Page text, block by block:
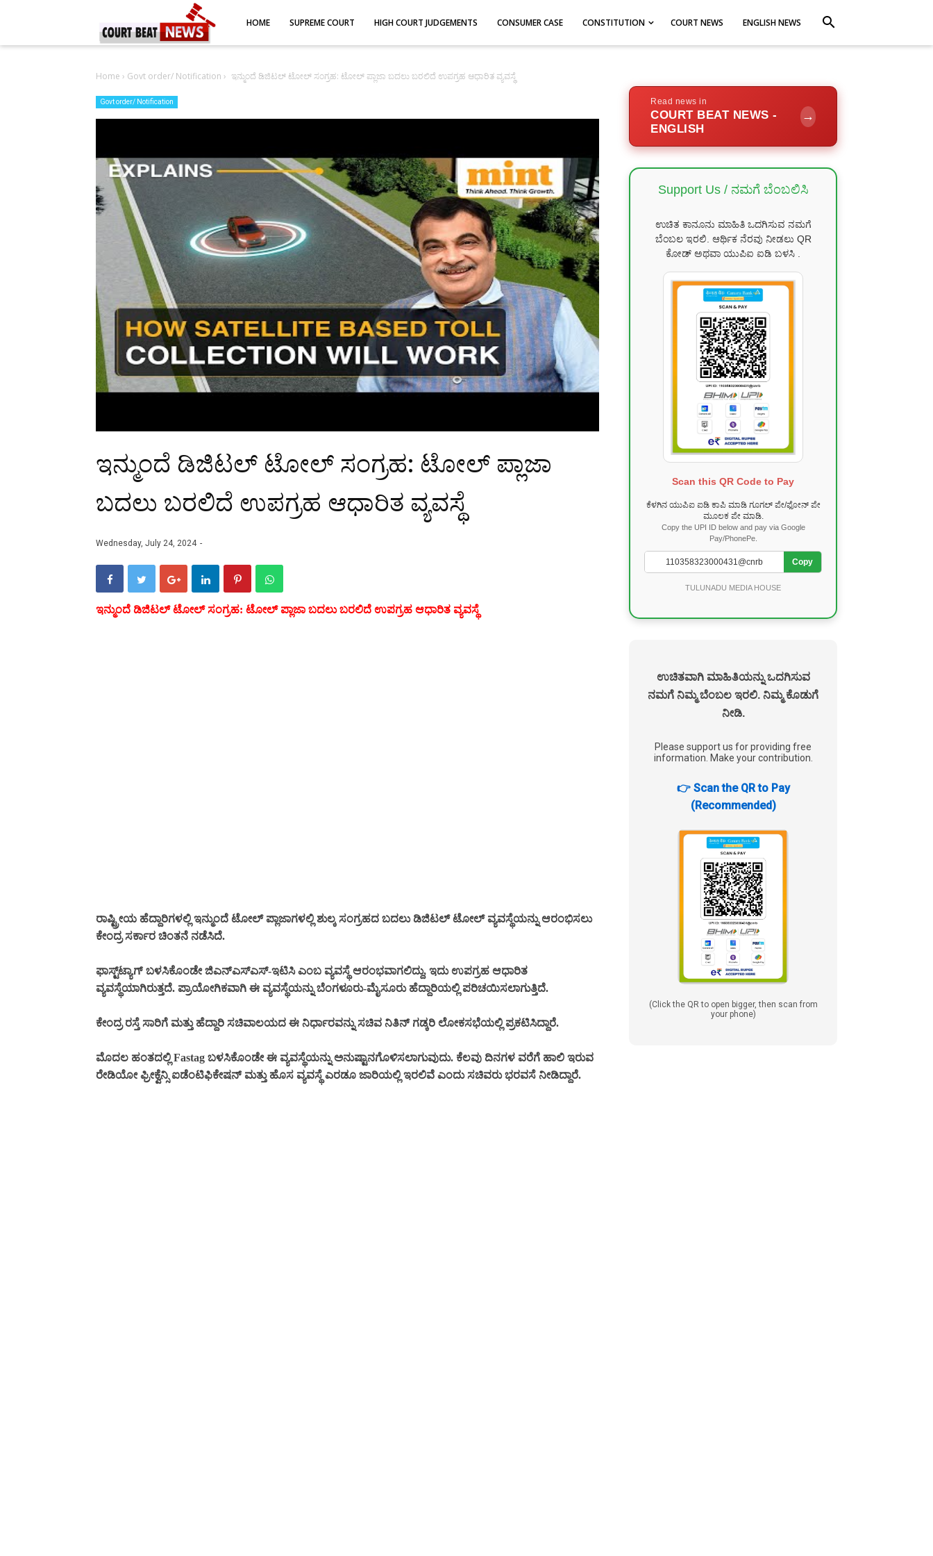
HOME SUPREME COURT HIGH COURT JUDGEMENTS CONSUMER CASE CONSTITUTION COURT NEWS ENGLISH NEWS search
Home › Govt order/ Notification › ಇನ್ಮುಂದೆ ಡಿಜಿಟಲ್ ಟೋಲ್ ಸಂಗ್ರಹ: ಟೋಲ್ ಪ್ಲಾಜಾ ಬದಲು ಬರಲಿದೆ ಉಪಗ್ರಹ ಆಧಾರಿತ ವ್ಯವಸ್ಥೆ
Govt order/ Notification
ಇನ್ಮುಂದೆ ಡಿಜಿಟಲ್ ಟೋಲ್ ಸಂಗ್ರಹ: ಟೋಲ್ ಪ್ಲಾಜಾ
ಬದಲು ಬರಲಿದೆ ಉಪಗ್ರಹ ಆಧಾರಿತ ವ್ಯವಸ್ಥೆ
Wednesday, July 24, 2024
ಇನ್ಮುಂದೆ ಡಿಜಿಟಲ್ ಟೋಲ್ ಸಂಗ್ರಹ: ಟೋಲ್ ಪ್ಲಾಜಾ ಬದಲು ಬರಲಿದೆ ಉಪಗ್ರಹ ಆಧಾರಿತ ವ್ಯವಸ್ಥೆ
ರಾಷ್ಟ್ರೀಯ ಹೆದ್ದಾರಿಗಳಲ್ಲಿ ಇನ್ಮುಂದೆ ಟೋಲ್ ಪ್ಲಾಜಾಗಳಲ್ಲಿ ಶುಲ್ಕ ಸಂಗ್ರಹದ ಬದಲು ಡಿಜಿಟಲ್ ಟೋಲ್ ವ್ಯವಸ್ಥೆಯನ್ನು ಆರಂಭಿಸಲು
ಕೇಂದ್ರ ಸರ್ಕಾರ ಚಿಂತನೆ ನಡೆಸಿದೆ.
ಫಾಸ್ಟ್‌ಟ್ಯಾಗ್ ಬಳಸಿಕೊಂಡೇ ಜಿಎನ್‌ಎಸ್‌ಎಸ್-ಇಟಿಸಿ ಎಂಬ ವ್ಯವಸ್ಥೆ ಆರಂಭವಾಗಲಿದ್ದು, ಇದು ಉಪಗ್ರಹ ಆಧಾರಿತ
ವ್ಯವಸ್ಥೆಯಾಗಿರುತ್ತದೆ. ಪ್ರಾಯೋಗಿಕವಾಗಿ ಈ ವ್ಯವಸ್ಥೆಯನ್ನು ಬೆಂಗಳೂರು-ಮೈಸೂರು ಹೆದ್ದಾರಿಯಲ್ಲಿ ಪರಿಚಯಿಸಲಾಗುತ್ತಿದೆ.
ಕೇಂದ್ರ ರಸ್ತೆ ಸಾರಿಗೆ ಮತ್ತು ಹೆದ್ದಾರಿ ಸಚಿವಾಲಯದ ಈ ನಿರ್ಧಾರವನ್ನು ಸಚಿವ ನಿತಿನ್ ಗಡ್ಕರಿ ಲೋಕಸಭೆಯಲ್ಲಿ ಪ್ರಕಟಿಸಿದ್ದಾರೆ.
ಮೊದಲ ಹಂತದಲ್ಲಿ Fastag ಬಳಸಿಕೊಂಡೇ ಈ ವ್ಯವಸ್ಥೆಯನ್ನು ಅನುಷ್ಟಾನಗೊಳಿಸಲಾಗುವುದು. ಕೆಲವು ದಿನಗಳ ವರೆಗೆ ಹಾಲಿ ಇರುವ
ರೇಡಿಯೋ ಫ್ರೀಕ್ವೆನ್ಸಿ ಐಡೆಂಟಿಫಿಕೇಷನ್ ಮತ್ತು ಹೊಸ ವ್ಯವಸ್ಥೆ ಎರಡೂ ಜಾರಿಯಲ್ಲಿ ಇರಲಿವೆ ಎಂದು ಸಚಿವರು ಭರವಸೆ ನೀಡಿದ್ದಾರೆ.
Read news in
COURT BEAT NEWS -
ENGLISH
→
Support Us / ನಮಗೆ ಬೆಂಬಲಿಸಿ
ಉಚಿತ ಕಾನೂನು ಮಾಹಿತಿ ಒದಗಿಸುವ ನಮಗೆ
ಬೆಂಬಲ ಇರಲಿ. ಆರ್ಥಿಕ ನೆರವು ನೀಡಲು QR
ಕೋಡ್ ಅಥವಾ ಯುಪಿಐ ಐಡಿ ಬಳಸಿ .
Scan this QR Code to Pay
ಕೆಳಗಿನ ಯುಪಿಐ ಐಡಿ ಕಾಪಿ ಮಾಡಿ ಗೂಗಲ್ ಪೇ/ಫೋನ್ ಪೇ
ಮೂಲಕ ಪೇ ಮಾಡಿ.
Copy the UPI ID below and pay via Google
Pay/PhonePe.
Copy
TULUNADU MEDIA HOUSE
ಉಚಿತವಾಗಿ ಮಾಹಿತಿಯನ್ನು ಒದಗಿಸುವ
ನಮಗೆ ನಿಮ್ಮ ಬೆಂಬಲ ಇರಲಿ. ನಿಮ್ಮ ಕೊಡುಗೆ
ನೀಡಿ.
Please support us for providing free
information. Make your contribution.
👉 Scan the QR to Pay
(Recommended)
(Click the QR to open bigger, then scan from
your phone)